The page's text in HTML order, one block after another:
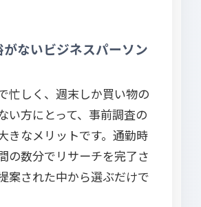
ないビジネスパーソン
忙しく、週末しか買い物の
い方にとって、事前調査の
きなメリットです。通勤時
の数分でリサーチを完了さ
案された中から選ぶだけで